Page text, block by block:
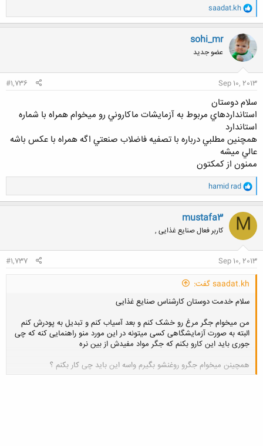
و
ا
ک
ن
ش
ه
ا
saadat.kh
sohi_mr
عضو جدید
Sep 10, 2013
#1,736
سلام دوستان
استانداردهاي مربوط به آزمايشات ماكاروني رو ميخوام همراه با شماره
استاندارد
همچنين مطلبي درباره با تصفيه فاضلاب صنعتي اگه همراه با عكس باشه
عالي ميشه
ممنون از كمكتون
و
ا
ک
ن
ش
ه
ا
hamid rad
M
mustafa3
کاربر فعال صنایع غذایی ,
Sep 10, 2013
#1,737
saadat.kh گفت:
سلام خدمت دوستان کارشناس صنایع غذایی
من میخوام جگر مرغ رو خشک کنم و بعد آسیاب کنم و تبدیل به پودرش کنم
البته به صورت آزمایشگاهی کسی میتونه در این مورد منو راهنمایی کنه که چی
جوری باید این کارو بکنم که جگر مواد مفیدش از بین نره
همچینن میخوام جگرو روغنشو بگیرم واسه این باید چی کار بکنم ؟